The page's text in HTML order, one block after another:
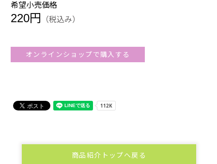
希望小売価格
220円 （税込み）
オンラインショップで購入する
商品紹介トップへ戻る